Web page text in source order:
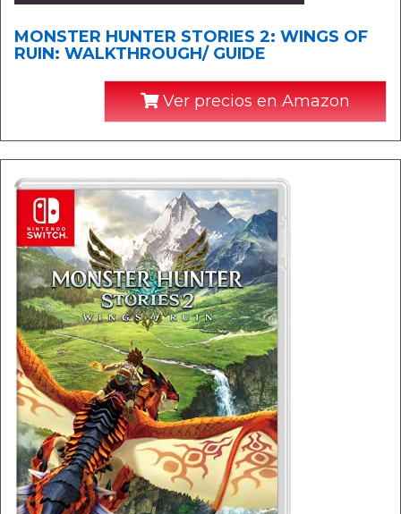
MONSTER HUNTER STORIES 2: WINGS OF
RUIN: WALKTHROUGH/ GUIDE
Ver precios en Amazon